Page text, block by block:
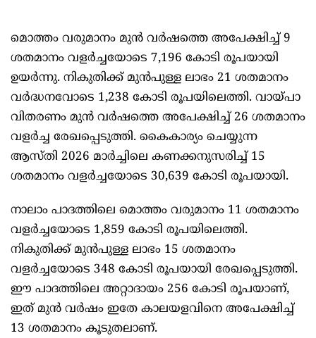
മൊത്തം വരുമാനം മുന്‍ വര്‍ഷത്തെ അപേക്ഷിച്ച് 9
ശതമാനം വളര്‍ച്ചയോടെ 7,196 കോടി രൂപയായി
ഉയര്‍ന്നു. നികുതിക്ക് മുന്‍പുള്ള ലാഭം 21 ശതമാനം
വര്‍ദ്ധനവോടെ 1,238 കോടി രൂപയിലെത്തി. വായ്പാ
വിതരണം മുന്‍ വര്‍ഷത്തെ അപേക്ഷിച്ച് 26 ശതമാനം
വളര്‍ച്ച രേഖപ്പെടുത്തി. കൈകാര്യം ചെയ്യുന്ന
ആസ്തി 2026 മാര്‍ച്ചിലെ കണക്കനുസരിച്ച് 15
ശതമാനം വളര്‍ച്ചയോടെ 30,639 കോടി രൂപയായി.
നാലാം പാദത്തിലെ മൊത്തം വരുമാനം 11 ശതമാനം
വളര്‍ച്ചയോടെ 1,859 കോടി രൂപയിലെത്തി.
നികുതിക്ക് മുന്‍പുള്ള ലാഭം 15 ശതമാനം
വളര്‍ച്ചയോടെ 348 കോടി രൂപയായി രേഖപ്പെടുത്തി.
ഈ പാദത്തിലെ അറ്റാദായം 256 കോടി രൂപയാണ്,
ഇത് മുന്‍ വര്‍ഷം ഇതേ കാലയളവിനെ അപേക്ഷിച്ച്
13 ശതമാനം കൂടുതലാണ്.